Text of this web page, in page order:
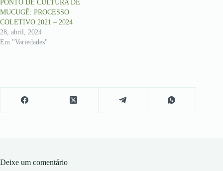
PONTO DE CULTURA DE
MUCUGÊ: PROCESSO
COLETIVO 2021 – 2024
28, abril, 2024
Em "Variedades"
Deixe um comentário